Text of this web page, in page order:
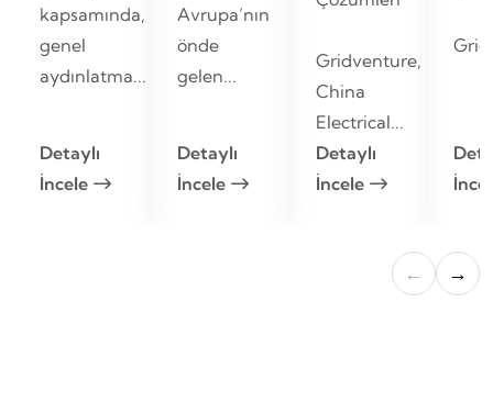
kapsamında,
genel
aydınlatma...
Detaylı
İncele
Avrupa’nın
önde
gelen...
Detaylı
İncele
Gridventure,
China
Electrical...
Detaylı
İncele
← →